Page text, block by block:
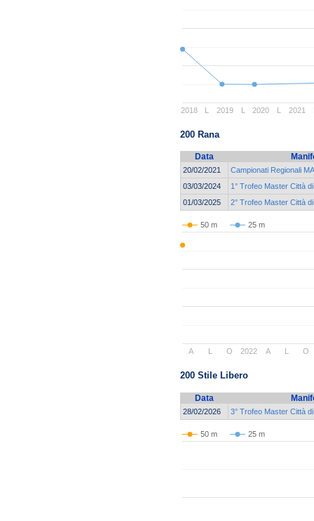
2018 2019 2020 2021
L L L
200 Rana
Data
20/02/2021
Campionati Regionali
03/03/2024
1° Trofeo Master Città
01/03/2025
2° Trofeo Master Città
50 m 25 m
2022
A O A O
200 Stile Libero
Data
28/02/2026 3° Trofeo Master Città
50 m 25 m